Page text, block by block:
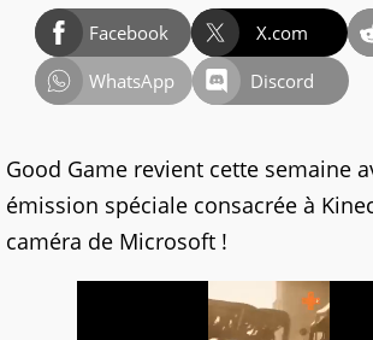
Facebook X.com
WhatsApp
Discord
Good Game revient cette semaine
émission spéciale consacrée à
caméra de Microsoft !